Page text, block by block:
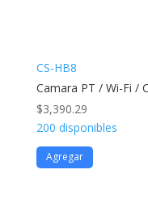
CS-HB8
Camara PT / Wi-Fi /
$3,390.29
200 disponibles
Agregar